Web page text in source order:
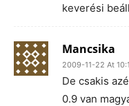
keverési
Mancsika
2009-11-22 At
De csakis
0.9 van